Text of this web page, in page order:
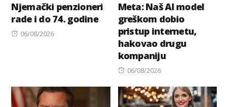
Njemački penzioneri
rade i do 74. godine
Posted
06/08/2026
Meta: Naš AI model
greškom dobio
pristup internetu,
hakovao drugu
kompaniju
Posted
06/08/2026